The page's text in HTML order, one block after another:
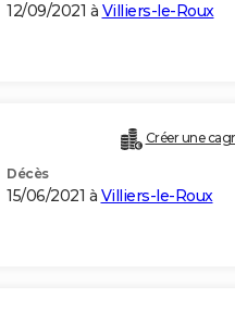
12/09/2021 à Villiers-le-Roux
Créer une
Décès
15/06/2021 à Villiers-le-Roux